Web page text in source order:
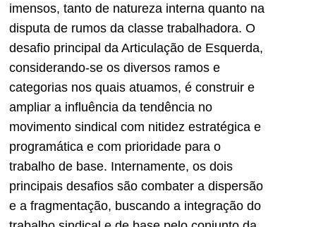
imensos, tanto de natureza interna quanto na
disputa de rumos da classe trabalhadora. O
desafio principal da Articulação de Esquerda,
considerando-se os diversos ramos e
categorias nos quais atuamos, é construir e
ampliar a influência da tendência no
movimento sindical com nitidez estratégica e
programática e com prioridade para o
trabalho de base. Internamente, os dois
principais desafios são combater a dispersão
e a fragmentação, buscando a integração do